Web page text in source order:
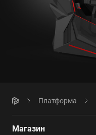
Платформа
Магазин